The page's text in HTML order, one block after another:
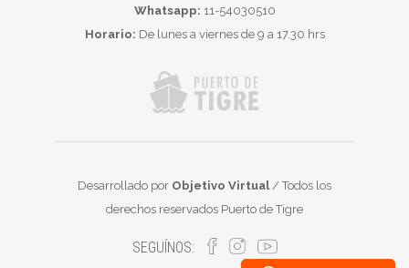
Whatsapp: 11-54030510
Horario: De lunes a viernes de 9 a 17.30 hrs
Desarrollado por Objetivo Virtual/ Todos los
derechos reservados Puerto de Tigre
SEGUÍNOS: